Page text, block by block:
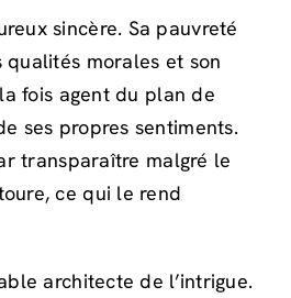
sincère. Sa pauvreté
qualités morales et son
fois agent du plan de
ses propres sentiments.
transparaître malgré le
ce qui le rend
architecte de l’intrigue.